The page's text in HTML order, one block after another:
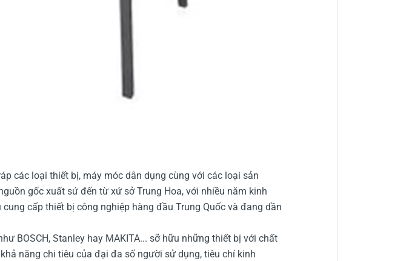
các loại thiết bị, máy móc dân dụng cùng với các loại sản
gốc xuất sứ đến từ xứ sở Trung Hoa, với nhiều năm kinh
cấp thiết bị công nghiệp hàng đầu Trung Quốc và đang dần
BOSCH, Stanley hay MAKITA... sỡ hữu những thiết bị với chất
năng chi tiêu của đại đa số người sử dụng, tiêu chí kinh